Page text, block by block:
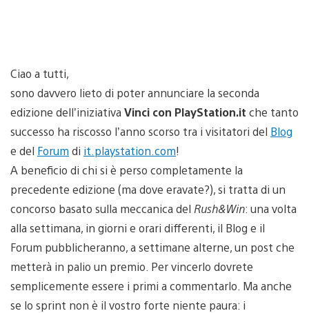
Ciao a tutti,
sono davvero lieto di poter annunciare la seconda
edizione dell’iniziativa Vinci con PlayStation.it che tanto
successo ha riscosso l’anno scorso tra i visitatori del Blog
e del Forum di it.playstation.com!
A beneficio di chi si è perso completamente la
precedente edizione (ma dove eravate?), si tratta di un
concorso basato sulla meccanica del Rush&Win: una volta
alla settimana, in giorni e orari differenti, il Blog e il
Forum pubblicheranno, a settimane alterne, un post che
metterà in palio un premio. Per vincerlo dovrete
semplicemente essere i primi a commentarlo. Ma anche
se lo sprint non è il vostro forte niente paura: i